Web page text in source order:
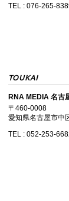
TEL : 076-265-
TOUKAI
RNA MEDIA 名古
〒460-0008
愛知県名古屋市中
TEL : 052-253-